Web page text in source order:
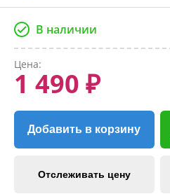
В наличии
Цена:
1 490 ₽
Добавить в корзину
Отслеживать цену